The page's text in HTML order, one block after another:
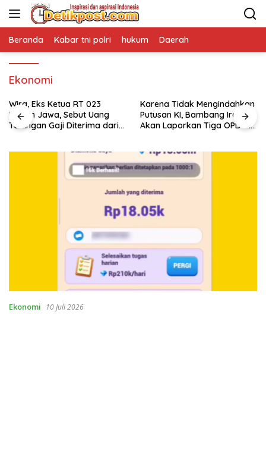
Langsung
Beranda Kabar tni polri hukum Daerah
Ekonomi
Wira, Eks Ketua RT 023
Bagan Jawa, Sebut Uang
Talangan Gaji Diterima dari
Karena Tidak Mengindahkan
Putusan KI, Bambang Irawan
Akan Laporkan Tiga OPD di
Ekonomi 10 Juli 2026